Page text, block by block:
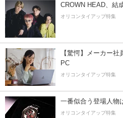
CROWN HEAD、結
オリコンタイアップ特集
【驚愕】メーカー
PC
オリコンタイアップ特集
一番似合う登場人物
オリコンタイアップ特集